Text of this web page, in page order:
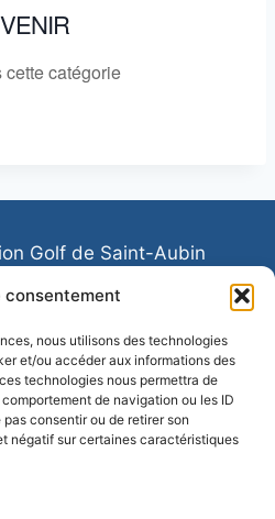
consentement
nous utilisons des technologies
et/ou accéder aux informations des
technologies nous permettra de
de navigation ou les ID
consentir ou de retirer son
négatif sur certaines caractéristiques
catégorie
Golf de Saint-Aubin
de Saint Aubin
Ecole de Golf
de Saint-Aubin
de confidentialité